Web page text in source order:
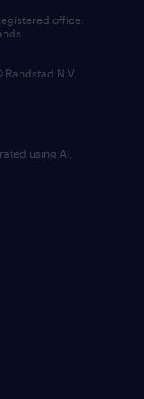
office:
N.V.
using AI.